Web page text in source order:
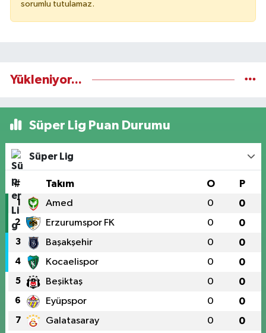
sorumlu tutulamaz.
Yükleniyor...
Süper Lig Puan Durumu
Süper Lig
# Takım O P
1 Amed 0 0
2 Erzurumspor FK 0 0
3 Başakşehir 0 0
4 Kocaelispor 0 0
5 Beşiktaş 0 0
6 Eyüpspor 0 0
7 Galatasaray 0 0